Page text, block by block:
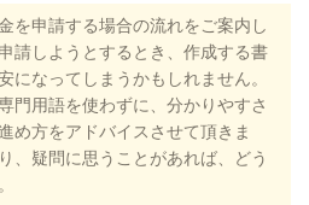
を申請する場合の流れをご案内し
請しようとするとき、作成する書
になってしまうかもしれません。
門用語を使わずに、分かりやすさ
め方をアドバイスさせて頂きま
、疑問に思うことがあれば、どう